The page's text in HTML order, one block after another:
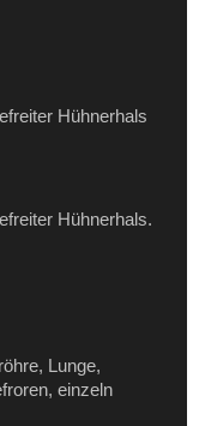
Hühnerhals
Hühnerhals.
Lunge,
einzeln